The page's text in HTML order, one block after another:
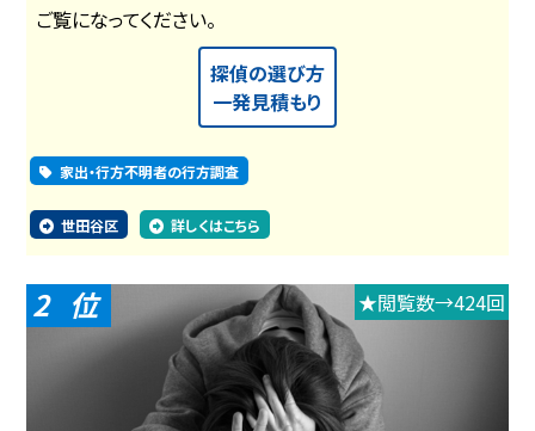
ご覧になってください。
探偵の選び方
一発見積もり
家出・行方不明者の行方調査
世田谷区 詳しくはこちら
2 ★閲覧数→424回